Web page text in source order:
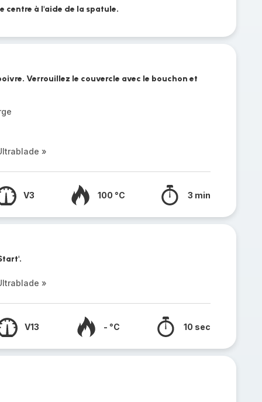
centre à l'aide de la spatule.
Verrouillez le couvercle avec le bouchon et
»
V3 100 °C 3 min
»
V13 - °C 10 sec